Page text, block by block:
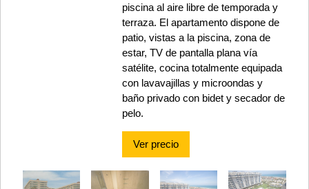
piscina al aire libre de temporada y
terraza. El apartamento dispone de
patio, vistas a la piscina, zona de
estar, TV de pantalla plana vía
satélite, cocina totalmente equipada
con lavavajillas y microondas y
baño privado con bidet y secador de
pelo.
Ver precio